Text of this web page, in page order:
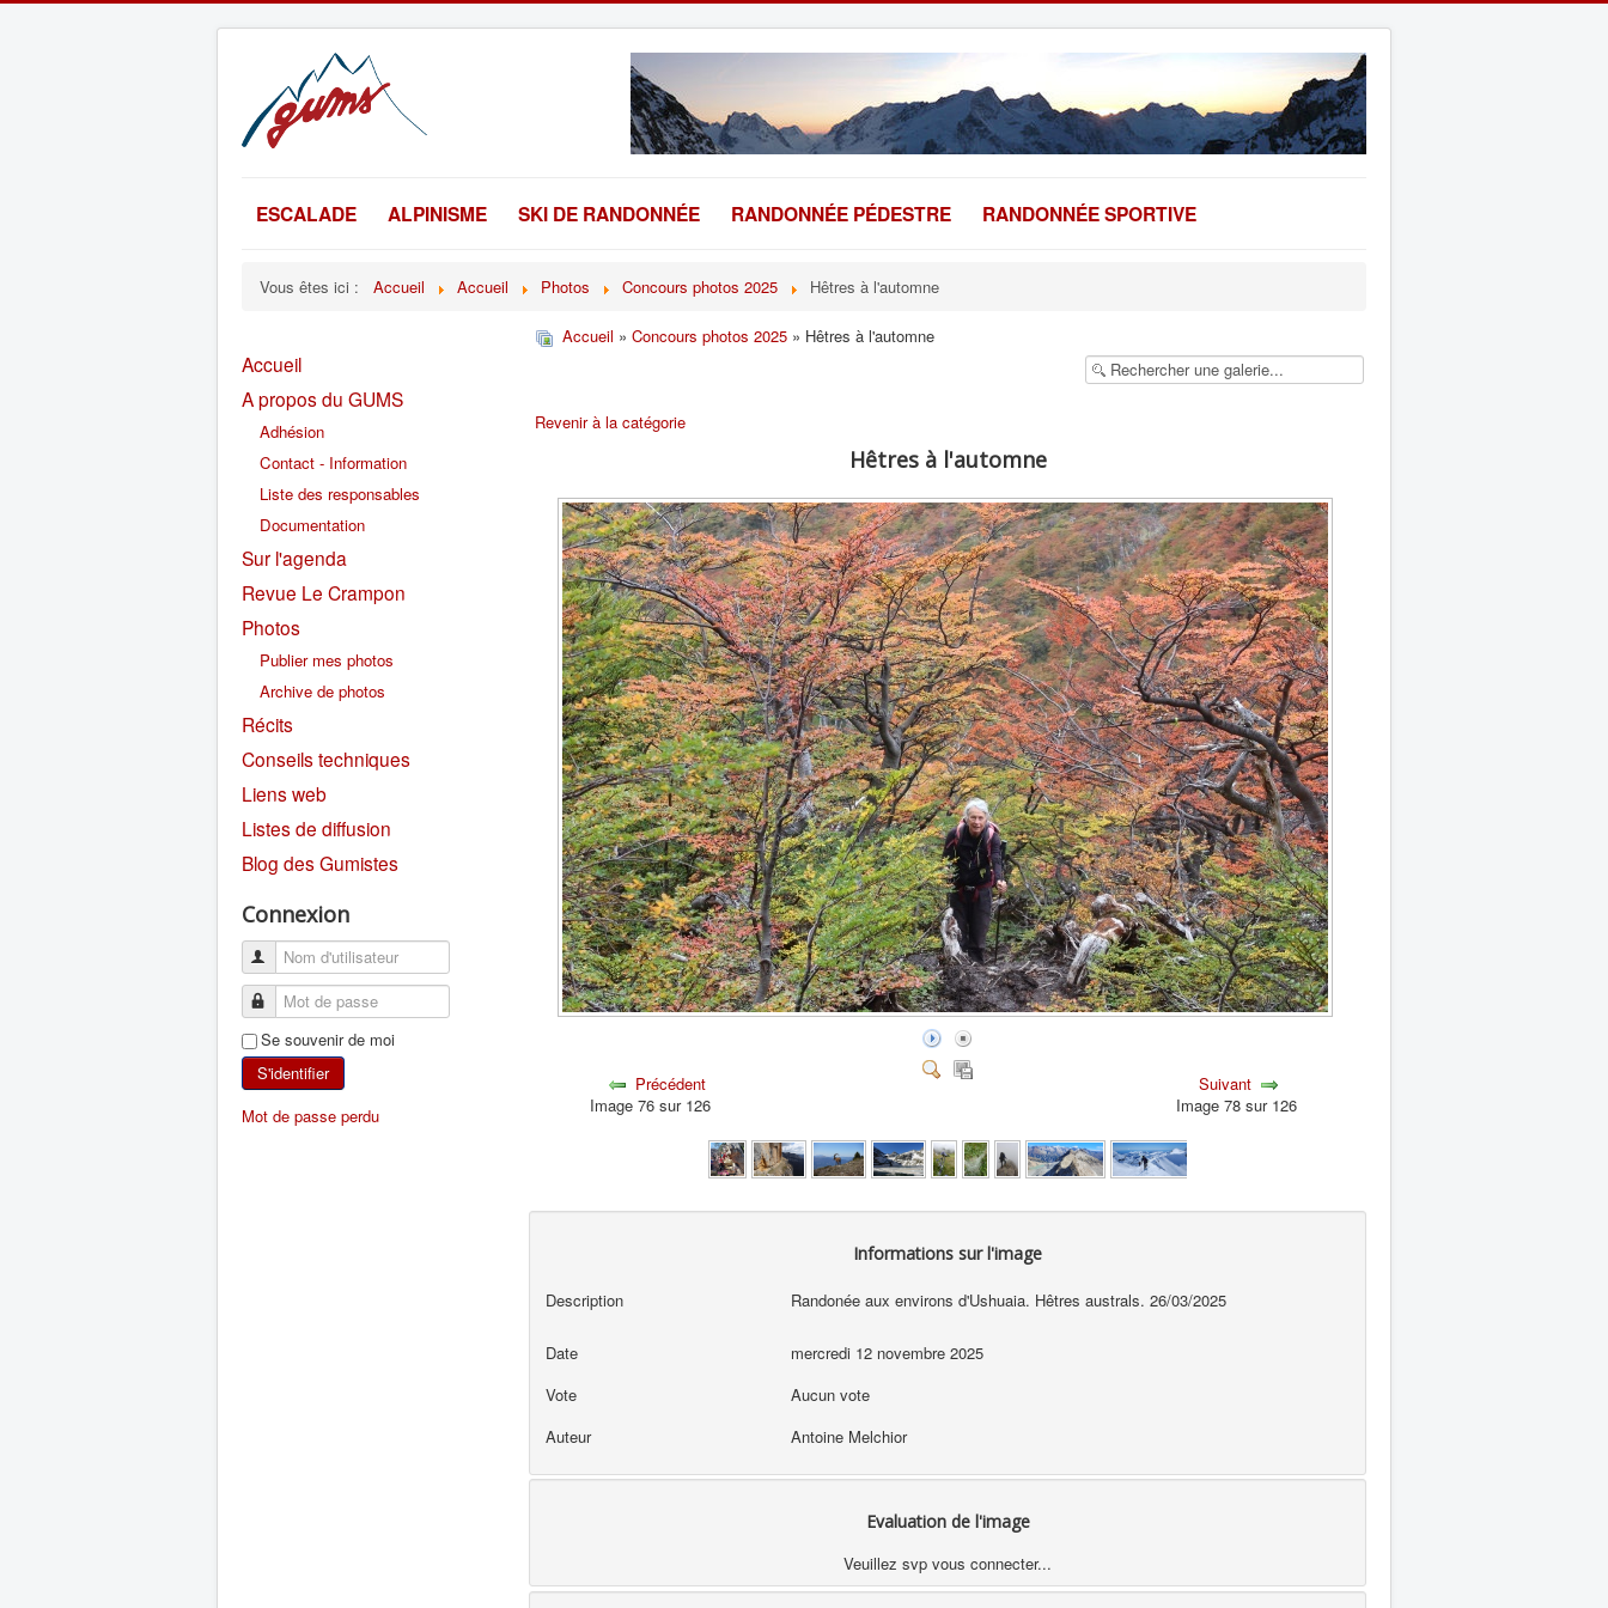
ESCALADE ALPINISME SKI DE RANDONNÉE RANDONNÉE PÉDESTRE RANDONNÉE SPORTIVE
Vous êtes ici : Accueil Accueil Photos Concours photos 2025 Hêtres à l'automne
Accueil
A propos du GUMS
Adhésion
Contact - Information
Liste des responsables
Documentation
Sur l'agenda
Revue Le Crampon
Photos
Publier mes photos
Archive de photos
Récits
Conseils techniques
Liens web
Listes de diffusion
Blog des Gumistes
Connexion
Se souvenir de moi
S'identifier
Mot de passe perdu
Accueil » Concours photos 2025 » Hêtres à l'automne
Revenir à la catégorie
Hêtres à l'automne
Précédent
Image 76 sur 126
Suivant
Image 78 sur 126
Informations sur l'image
Description Randonée aux environs d'Ushuaia. Hêtres australs. 26/03/2025
Date
mercredi 12 novembre 2025
Vote
Aucun vote
Auteur
Antoine Melchior
Evaluation de l'image
Veuillez svp vous connecter...